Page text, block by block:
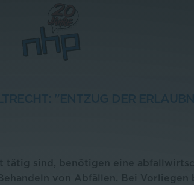
von Abfällen. Bei Vorliegen